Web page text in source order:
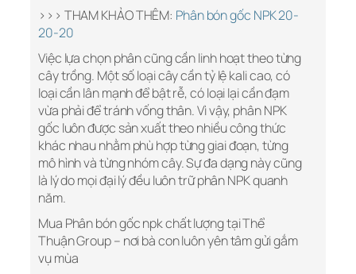
>>> THAM KHẢO THÊM: Phân bón gốc NPK 20-
20-20
Việc lựa chọn phân cũng cần linh hoạt theo từng
cây trồng. Một số loại cây cần tỷ lệ kali cao, có
loại cần lân mạnh để bật rễ, có loại lại cần đạm
vừa phải để tránh vống thân. Vì vậy, phân NPK
gốc luôn được sản xuất theo nhiều công thức
khác nhau nhằm phù hợp từng giai đoạn, từng
mô hình và từng nhóm cây. Sự đa dạng này cũng
là lý do mọi đại lý đều luôn trữ phân NPK quanh
năm.
Mua Phân bón gốc npk chất lượng tại Thể
Thuận Group – nơi bà con luôn yên tâm gửi gắm
vụ mùa